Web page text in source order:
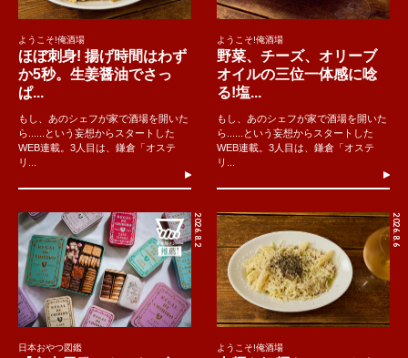
ようこそ!俺酒場
ほぼ刺身! 揚げ時間はわず
か5秒。生姜醤油でさっ
ぱ...
もし、あのシェフが家で酒場を開いた
ら......という妄想からスタートした
WEB連載。3人目は、鎌倉「オステ
リ...
ようこそ!俺酒場
野菜、チーズ、オリーブ
オイルの三位一体感に唸
る!塩...
もし、あのシェフが家で酒場を開いた
ら......という妄想からスタートした
WEB連載。3人目は、鎌倉「オステ
リ...
2026.8.2
日本おやつ図鑑
2026.8.6
ようこそ!俺酒場